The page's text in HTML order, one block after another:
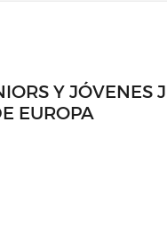
Y JÓVENES
EUROPA